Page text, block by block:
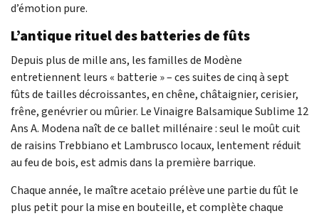
d’émotion pure.
L’antique rituel des batteries de fûts
Depuis plus de mille ans, les familles de Modène
entretiennent leurs « batterie » – ces suites de cinq à sept
fûts de tailles décroissantes, en chêne, châtaignier, cerisier,
frêne, genévrier ou mûrier. Le Vinaigre Balsamique Sublime 12
Ans A. Modena naît de ce ballet millénaire : seul le moût cuit
de raisins Trebbiano et Lambrusco locaux, lentement réduit
au feu de bois, est admis dans la première barrique.
Chaque année, le maître acetaio prélève une partie du fût le
plus petit pour la mise en bouteille, et complète chaque